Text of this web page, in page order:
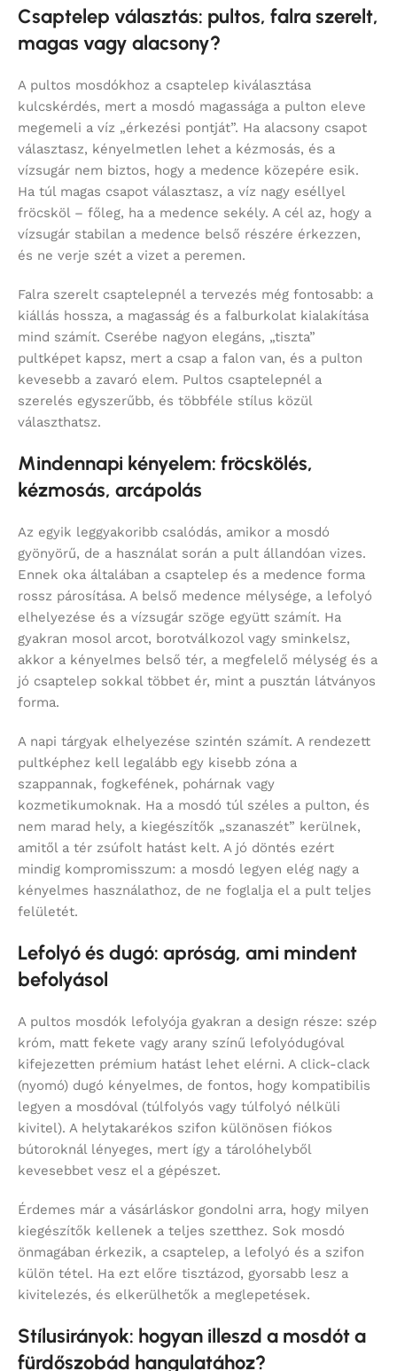
Csaptelep választás: pultos, falra szerelt,
magas vagy alacsony?
A pultos mosdókhoz a csaptelep kiválasztása
kulcskérdés, mert a mosdó magassága a pulton eleve
megemeli a víz „érkezési pontját”. Ha alacsony csapot
választasz, kényelmetlen lehet a kézmosás, és a
vízsugár nem biztos, hogy a medence közepére esik.
Ha túl magas csapot választasz, a víz nagy eséllyel
fröcsköl – főleg, ha a medence sekély. A cél az, hogy a
vízsugár stabilan a medence belső részére érkezzen,
és ne verje szét a vizet a peremen.
Falra szerelt csaptelepnél a tervezés még fontosabb: a
kiállás hossza, a magasság és a falburkolat kialakítása
mind számít. Cserébe nagyon elegáns, „tiszta”
pultképet kapsz, mert a csap a falon van, és a pulton
kevesebb a zavaró elem. Pultos csaptelepnél a
szerelés egyszerűbb, és többféle stílus közül
választhatsz.
Mindennapi kényelem: fröcskölés,
kézmosás, arcápolás
Az egyik leggyakoribb csalódás, amikor a mosdó
gyönyörű, de a használat során a pult állandóan vizes.
Ennek oka általában a csaptelep és a medence forma
rossz párosítása. A belső medence mélysége, a lefolyó
elhelyezése és a vízsugár szöge együtt számít. Ha
gyakran mosol arcot, borotválkozol vagy sminkelsz,
akkor a kényelmes belső tér, a megfelelő mélység és a
jó csaptelep sokkal többet ér, mint a pusztán látványos
forma.
A napi tárgyak elhelyezése szintén számít. A rendezett
pultképhez kell legalább egy kisebb zóna a
szappannak, fogkefének, pohárnak vagy
kozmetikumoknak. Ha a mosdó túl széles a pulton, és
nem marad hely, a kiegészítők „szanaszét” kerülnek,
amitől a tér zsúfolt hatást kelt. A jó döntés ezért
mindig kompromisszum: a mosdó legyen elég nagy a
kényelmes használathoz, de ne foglalja el a pult teljes
felületét.
Lefolyó és dugó: apróság, ami mindent
befolyásol
A pultos mosdók lefolyója gyakran a design része: szép
króm, matt fekete vagy arany színű lefolyódugóval
kifejezetten prémium hatást lehet elérni. A click-clack
(nyomó) dugó kényelmes, de fontos, hogy kompatibilis
legyen a mosdóval (túlfolyós vagy túlfolyó nélküli
kivitel). A helytakarékos szifon különösen fiókos
bútoroknál lényeges, mert így a tárolóhelyből
kevesebbet vesz el a gépészet.
Érdemes már a vásárláskor gondolni arra, hogy milyen
kiegészítők kellenek a teljes szetthez. Sok mosdó
önmagában érkezik, a csaptelep, a lefolyó és a szifon
külön tétel. Ha ezt előre tisztázod, gyorsabb lesz a
kivitelezés, és elkerülhetők a meglepetések.
Stílusirányok: hogyan illeszd a mosdót a
fürdőszobád hangulatához?